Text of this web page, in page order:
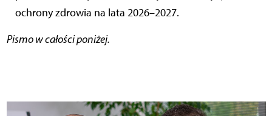
ochrony zdrowia na lata 2026–2027.
Pismo w całości poniżej.